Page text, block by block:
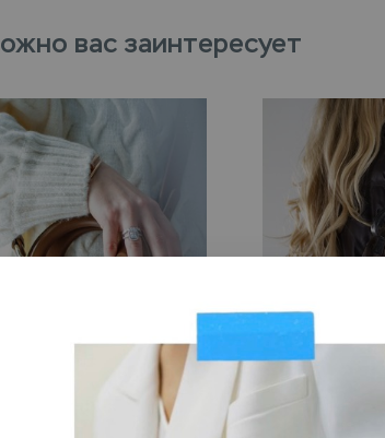
вас заинтересует